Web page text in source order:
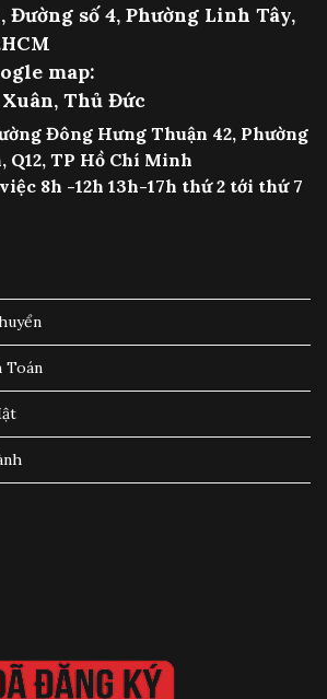
Đường số 4, Phường Linh Tây,
map:
Thủ Đức
Đông Hưng Thuận 42, Phường
Q12, TP Hồ Chí Minh
8h -12h 13h-17h thứ 2 tới thứ 7
Toán